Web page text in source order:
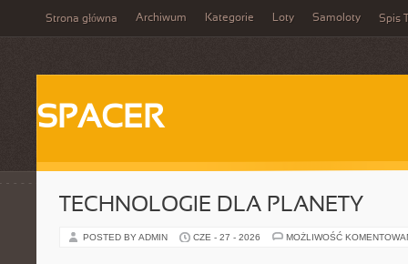
Strona główna Archiwum Kategorie Loty Samoloty Spis
SPACER
TECHNOLOGIE DLA PLANETY
POSTED BY ADMIN CZE - 27 - 2026 MOŻLIWOŚĆ